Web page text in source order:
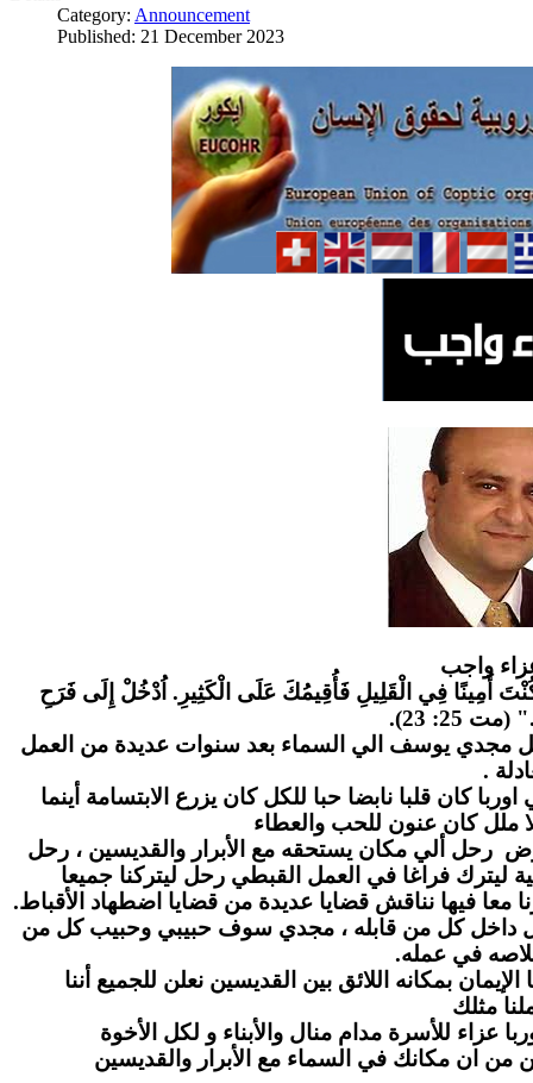
Category: Announcement
Published: 21 December 2023
واجب
أَمِينًا فِي الْقَلِيلِ فَأُقِيمُكَ عَلَى الْكَثِيرِ. اُدْخُلْ إِلَى فَرَحِ
25: 23).
مجدي يوسف الي السماء بعد سنوات عديدة من العمل
.
كان قلبا نابضا حبا للكل كان يزرع الابتسامة أينما
ملل كان عنون للحب والعطاء
رحل ألي مكان يستحقه مع الأبرار والقديسين ، رحل
ليترك فراغا في العمل القبطي رحل ليتركنا جميعا
فيها نناقش قضايا عديدة من قضايا اضطهاد الأقباط.
داخل كل من قابله ، مجدي سوف حبيبي وحبيب كل من
في عمله.
بمكانه اللائق بين القديسين نعلن للجميع أننا
مثلك
عزاء للأسرة مدام منال والأبناء و لكل الأخوة
من ان مكانك في السماء مع الأبرار والقديسين